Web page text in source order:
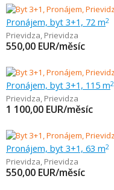
Pronájem, byt 3+1, 72 m2
Prievidza, Prievidza
550,00 EUR/měsíc
Pronájem, byt 3+1, 115 m2
Prievidza, Prievidza
1 100,00 EUR/měsíc
Pronájem, byt 3+1, 63 m2
Prievidza, Prievidza
550,00 EUR/měsíc